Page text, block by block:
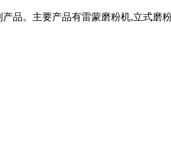
品。主要产品有雷蒙磨粉机,立式磨